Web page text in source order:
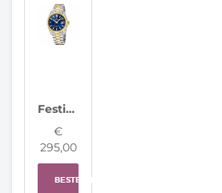
Festina Herenhorloge F20085/B Classic Steel Swiss Made
€
295,00
BESTELLEN